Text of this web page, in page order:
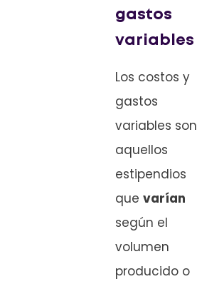
gastos
variables
Los costos y
gastos
variables son
aquellos
estipendios
que varían
según el
volumen
producido o